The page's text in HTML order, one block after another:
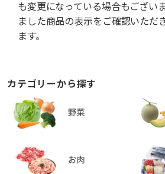
も変更になっている場合もござい
ました商品の表示をご確認いただ
ます。
カテゴリーから探す